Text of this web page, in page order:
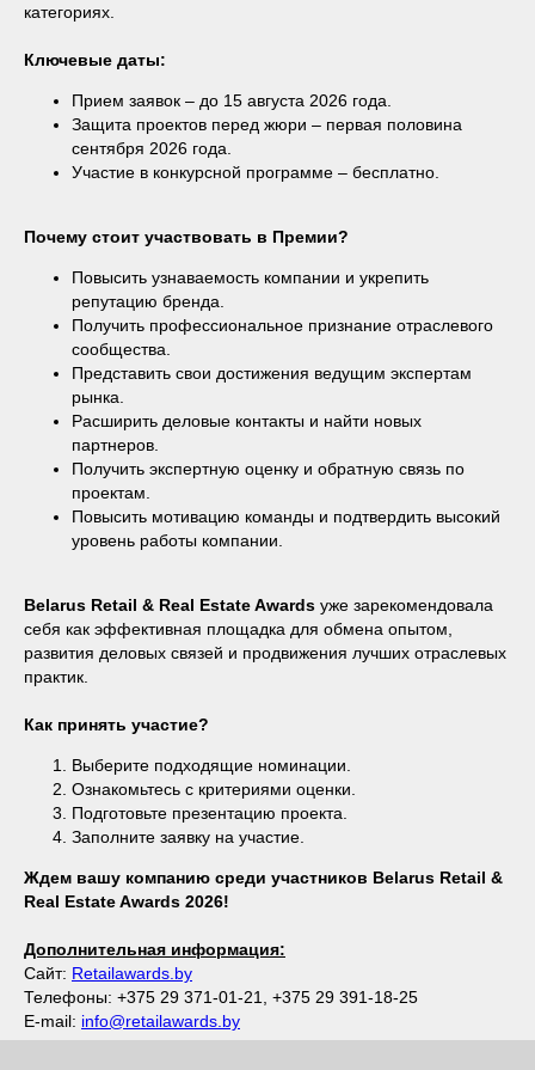
категориях.
Ключевые даты:
Прием заявок – до 15 августа 2026 года.
Защита проектов перед жюри – первая половина
сентября 2026 года.
Участие в конкурсной программе – бесплатно.
Почему стоит участвовать в Премии?
Повысить узнаваемость компании и укрепить
репутацию бренда.
Получить профессиональное признание отраслевого
сообщества.
Представить свои достижения ведущим экспертам
рынка.
Расширить деловые контакты и найти новых
партнеров.
Получить экспертную оценку и обратную связь по
проектам.
Повысить мотивацию команды и подтвердить высокий
уровень работы компании.
Belarus Retail & Real Estate Awards уже зарекомендовала
себя как эффективная площадка для обмена опытом,
развития деловых связей и продвижения лучших отраслевых
практик.
Как принять участие?
Выберите подходящие номинации.
Ознакомьтесь с критериями оценки.
Подготовьте презентацию проекта.
Заполните заявку на участие.
Ждем вашу компанию среди участников Belarus Retail &
Real Estate Awards 2026!
Дополнительная информация:
Сайт: Retailawards.by
Телефоны: +375 29 371-01-21, +375 29 391-18-25
E-mail: info@retailawards.by